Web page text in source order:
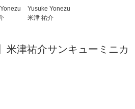
Yusuke Yonezu
米津 祐介
米津祐介サンキューミニカ